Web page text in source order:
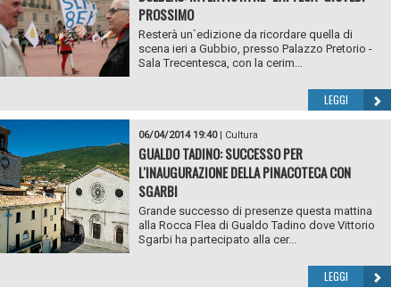
PROSSIMO
Resterà un`edizione da ricordare quella di
scena ieri a Gubbio, presso Palazzo Pretorio -
Sala Trecentesca, con la cerim...
LEGGI
06/04/2014 19:40| Cultura
GUALDO TADINO: SUCCESSO PER
L'INAUGURAZIONE DELLA PINACOTECA CON
SGARBI
Grande successo di presenze questa mattina
alla Rocca Flea di Gualdo Tadino dove Vittorio
Sgarbi ha partecipato alla cer...
LEGGI